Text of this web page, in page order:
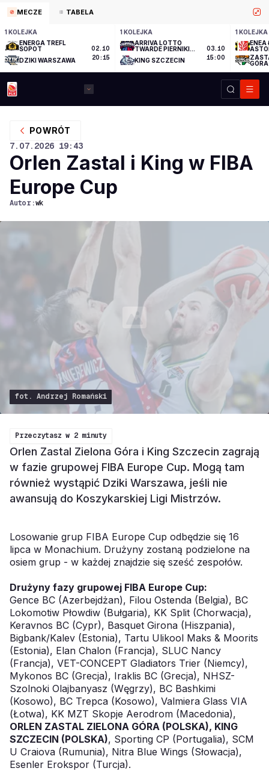
MECZE TABELA
1 KOLEJKA
ENERGA TREFL
SOPOT
DZIKI WARSZAWA
02.10
20:15
1 KOLEJKA
ARRIVA LOTTO
TWARDE PIERNIKI
KING SZCZECIN
03.10
15:00
1 KOLEJKA
ENEA
GÓRA
POWRÓT
7.07.2026 19:43
Orlen Zastal i King w FIBA
Europe Cup
Autor:wk
fot. Andrzej Romański
Przeczytasz w 2 minuty
Orlen Zastal Zielona Góra i King Szczecin zagrają
w fazie grupowej FIBA Europe Cup. Mogą tam
również wystąpić Dziki Warszawa, jeśli nie
awansują do Koszykarskiej Ligi Mistrzów.
Losowanie grup FIBA Europe Cup odbędzie się 16
lipca w Monachium. Drużyny zostaną podzielone na
osiem grup - w każdej znajdzie się sześć zespołów.
Drużyny fazy grupowej FIBA Europe Cup:
Gence BC (Azerbejdżan), Filou Ostenda (Belgia), BC
Lokomotiw Płowdiw (Bułgaria), KK Split (Chorwacja),
Keravnos BC (Cypr), Basquet Girona (Hiszpania),
Bigbank/Kalev (Estonia), Tartu Ulikool Maks & Moorits
(Estonia), Elan Chalon (Francja), SLUC Nancy
(Francja), VET-CONCEPT Gladiators Trier (Niemcy),
Mykonos BC (Grecja), Iraklis BC (Grecja), NHSZ-
Szolnoki Olajbanyasz (Węgrzy), BC Bashkimi
(Kosowo), BC Trepca (Kosowo), Valmiera Glass VIA
(Łotwa), KK MZT Skopje Aerodrom (Macedonia),
ORLEN ZASTAL ZIELONA GÓRA (POLSKA), KING
SZCZECIN (POLSKA), Sporting CP (Portugalia), SCM
U Craiova (Rumunia), Nitra Blue Wings (Słowacja),
Esenler Erokspor (Turcja).